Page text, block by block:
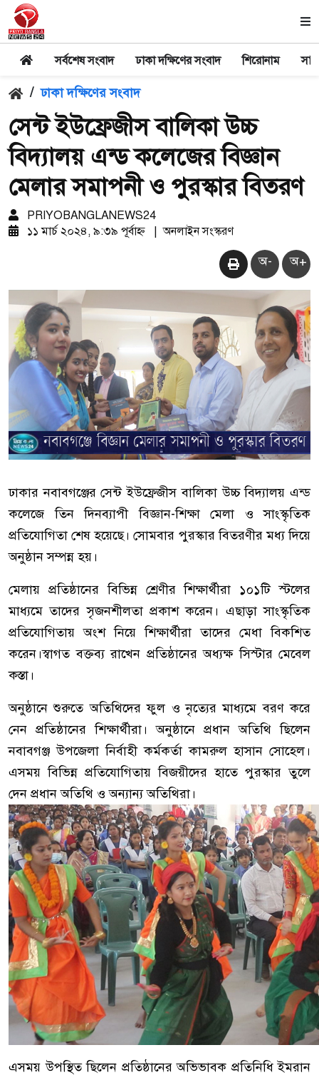
সর্বশেষ সংবাদ ঢাকা দক্ষিণের সংবাদ শিরোনাম
/ ঢাকা দক্ষিণের সংবাদ
সেন্ট ইউফ্রেজীস বালিকা উচ্চ
বিদ্যালয় এন্ড কলেজের বিজ্ঞান
মেলার সমাপনী ও পুরস্কার বিতরণ
PRIYOBANGLANEWS24
১১ মার্চ ২০২৪, ৯:৩৯ পূর্বাহ্ন
অনলাইন সংস্করণ
অ- অ+
ঢাকার নবাবগঞ্জের সেন্ট ইউফ্রেজীস বালিকা উচ্চ বিদ্যালয় এন্ড
কলেজে তিন দিনব্যাপী বিজ্ঞান-শিক্ষা মেলা ও সাংস্কৃতিক
প্রতিযোগিতা শেষ হয়েছে। সোমবার পুরস্কার বিতরণীর মধ্য দিয়ে
অনুষ্ঠান সম্পন্ন হয়।
মেলায় প্রতিষ্ঠানের বিভিন্ন শ্রেণীর শিক্ষার্থীরা ১০১টি স্টলের
মাধ্যমে তাদের সৃজনশীলতা প্রকাশ করেন। এছাড়া সাংস্কৃতিক
প্রতিযোগিতায় অংশ নিয়ে শিক্ষার্থীরা তাদের মেধা বিকশিত
করেন।স্বাগত বক্তব্য রাখেন প্রতিষ্ঠানের অধ্যক্ষ সিস্টার মেবেল
কস্তা।
অনুষ্ঠানে শুরুতে অতিথিদের ফুল ও নৃত্যের মাধ্যমে বরণ করে
নেন প্রতিষ্ঠানের শিক্ষার্থীরা। অনুষ্ঠানে প্রধান অতিথি ছিলেন
নবাবগঞ্জ উপজেলা নির্বাহী কর্মকর্তা কামরুল হাসান সোহেল।
এসময় বিভিন্ন প্রতিযোগিতায় বিজয়ীদের হাতে পুরস্কার তুলে
দেন প্রধান অতিথি ও অন্যান্য অতিথিরা।
এসময় উপস্থিত ছিলেন প্রতিষ্ঠানের অভিভাবক প্রতিনিধি ইমরান